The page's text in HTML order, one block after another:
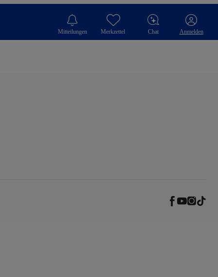
Mitteilungen Merkzettel Chat Anmelden